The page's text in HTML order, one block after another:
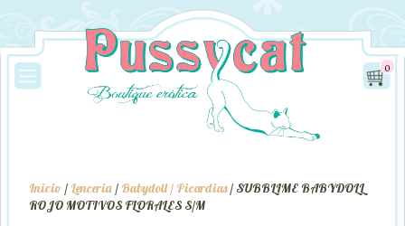
0
Inicio / Lenceria / Babydoll / Picardias/ SUBBLIME BABYDOLL
ROJO MOTIVOS FLORALES S/M